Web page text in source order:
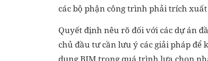
các bộ phận công trình phải trích
Quyết định nêu rõ đối với các dự án
chủ đầu tư cần lưu ý các giải pháp